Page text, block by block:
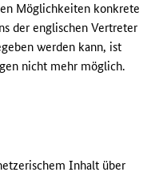
Möglichkeiten konkrete
der englischen Vertreter
werden kann, ist
nicht mehr möglich.
Inhalt über